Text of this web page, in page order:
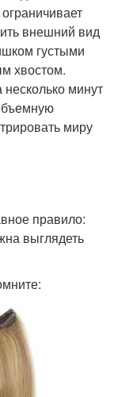
внешний вид
густыми
хвостом.
минут
миру
правило:
выглядеть